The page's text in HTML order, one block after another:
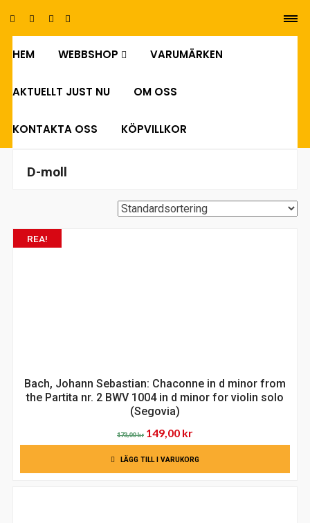
HEM WEBBSHOP VARUMÄRKEN
AKTUELLT JUST NU OM OSS
KONTAKTA OSS KÖPVILLKOR
D-moll
REA!
Bach, Johann Sebastian: Chaconne in d minor from
the Partita nr. 2 BWV 1004 in d minor for violin solo
(Segovia)
173,00kr Det
ursprungliga
priset
149,00 krDet
nuvarande
priset
LÄGG TILL I VARUKORG